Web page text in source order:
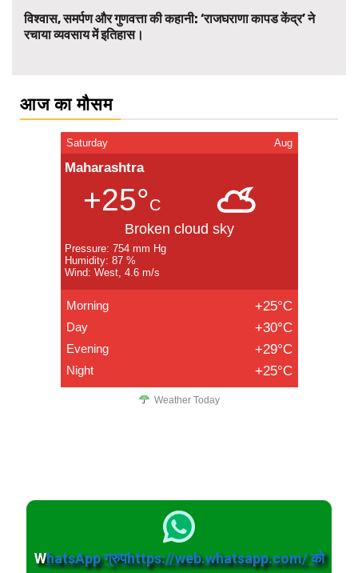
विश्वास, समर्पण और गुणवत्ता की कहानी: ‘राजघराणा कापड केंद्र’ ने
रचाया व्यवसाय में इतिहास।
आज का मौसम
Saturday Aug
Maharashtra
+25°C
Broken cloud sky
Pressure: 754 mm Hg
Humidity: 87 %
Wind: West, 4.6 m/s
Morning +25°C
Day +30°C
Evening +29°C
Night +25°C
Weather Today
WhatsApp ग्रुपhttps://web.whatsapp.com/ को